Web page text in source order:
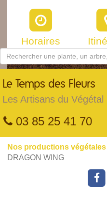
Horaires
Le Temps des Fleurs
Les Artisans du Végétal
03 85 25 41 70
Nos productions végétales
DRAGON WING